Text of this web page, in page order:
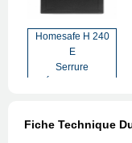
Homesafe H 240
E
Serrure
Fiche Technique